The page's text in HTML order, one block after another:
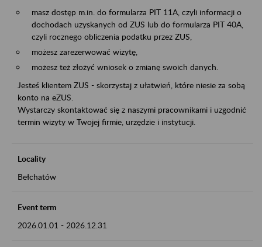
masz dostęp m.in. do formularza PIT 11A, czyli informacji o
dochodach uzyskanych od ZUS lub do formularza PIT 40A,
czyli rocznego obliczenia podatku przez ZUS,
możesz zarezerwować wizytę,
możesz też złożyć wniosek o zmianę swoich danych.
Jesteś klientem ZUS - skorzystaj z ułatwień, które niesie za sobą
konto na eZUS.
Wystarczy skontaktować się z naszymi pracownikami i uzgodnić
termin wizyty w Twojej firmie, urzędzie i instytucji.
Locality
Bełchatów
Event term
2026.01.01 - 2026.12.31